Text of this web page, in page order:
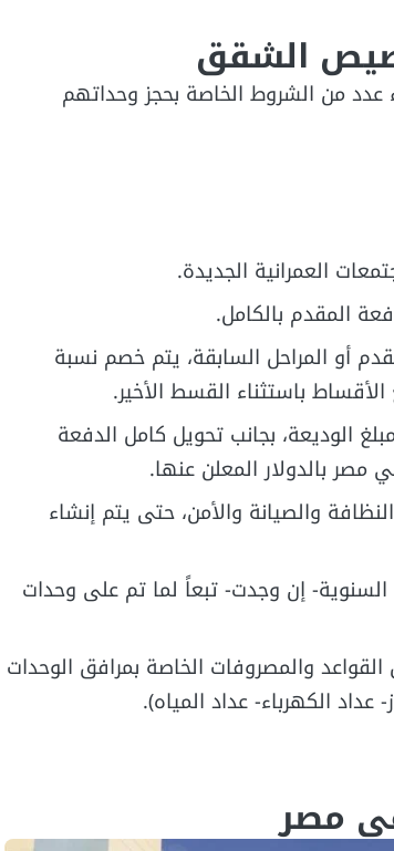
الشقق
عدد من الشروط الخاصة بحجز وحداتهم
العمرانية الجديدة.
المقدم بالكامل.
أو المراحل السابقة، يتم خصم نسبة
الوديعة، بجانب تحويل كامل الدفعة
مصر بالدولار المعلن عنها.
والصيانة والأمن، حتى يتم إنشاء
إن وجدت- تبعاً لما تم على وحدات
والمصروفات الخاصة بمرافق الوحدات
عداد الكهرباء- عداد المياه).
مصر